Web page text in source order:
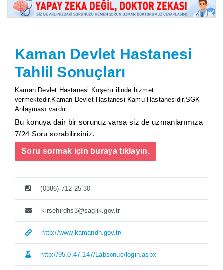
Kaman Devlet Hastanesi
Tahlil Sonuçları
Kaman Devlet Hastanesi Kırşehir ilinde hizmet
vermektedir.Kaman Devlet Hastanesi Kamu Hastanesidir.SGK
Anlaşması vardır.
Bu konuya dair bir sorunuz varsa siz de uzmanlarımıza
7/24 Soru sorabilirsiniz.
Soru sormak için buraya tıklayın.
(0386) 712 25 30
kirsehirdhs3@saglik.gov.tr
http://www.kamandh.gov.tr/
http://95.0.47.147/Labsonuc/login.aspx